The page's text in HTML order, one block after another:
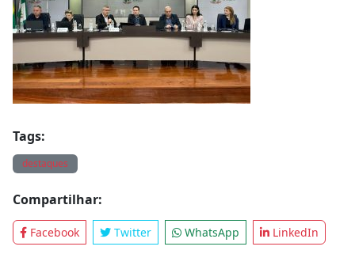
Tags:
destaques
Compartilhar:
Facebook Twitter WhatsApp LinkedIn